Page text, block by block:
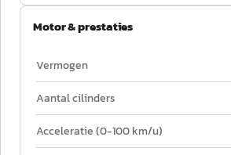
Motor & prestaties
Vermogen
Aantal cilinders
Acceleratie (0-100 km/u)